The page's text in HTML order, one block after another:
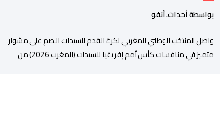
بواسطة أحداث. أنفو
واصل المنتخب الوطني المغربي لكرة القدم للسيدات البصم على مشوار
متميز في منافسات كأس أمم إفريقيا للسيدات (المغرب 2026) من